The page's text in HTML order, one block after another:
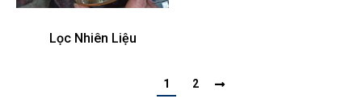
Lọc Nhiên Liệu
1 2